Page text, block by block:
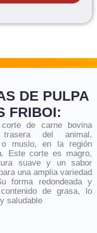
DE PULPA
FRIBOI:
de carne bovina
del animal,
muslo, en la región
Este corte es magro,
suave y un sabor
una amplia variedad
forma redondeada y
de grasa, lo
saludable